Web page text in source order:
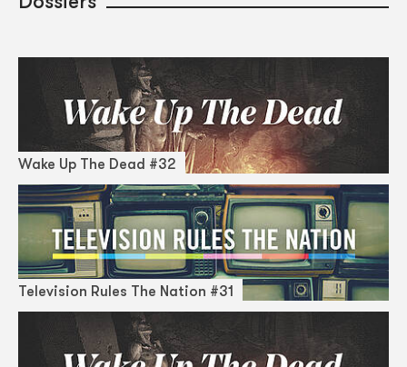
Wake Up The Dead #32
Television Rules The Nation #31